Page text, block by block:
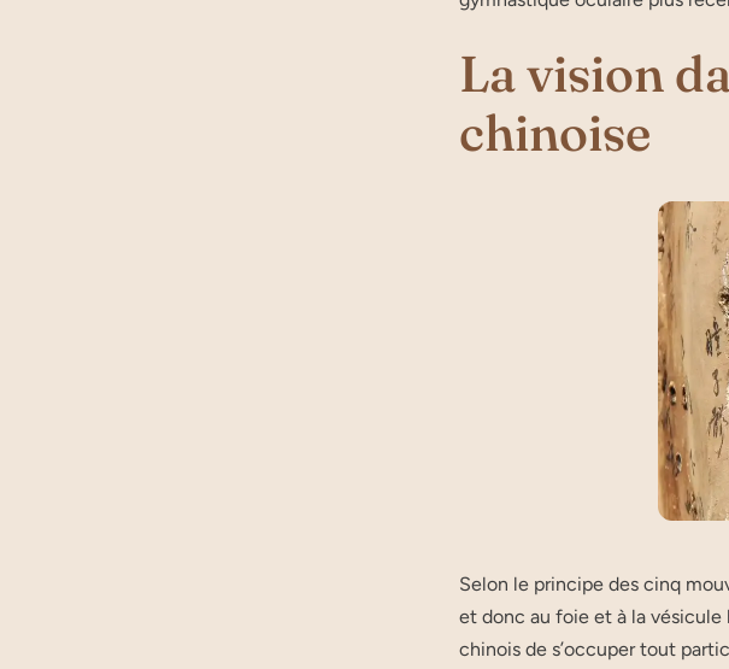
La vision
chinoise
Selon le principe des cinq
et donc au foie et à la
chinois de s’occuper tout